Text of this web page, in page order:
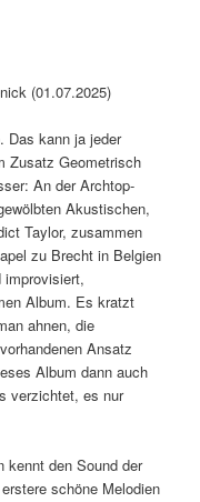
(01.07.2025)
Das kann ja jeder
Zusatz Geometrisch
An der Archtop-
Akustischen,
Taylor, zusammen
zu Brecht in Belgien
improvisiert,
Album. Es kratzt
ahnen, die
Ansatz
Album dann auch
verzichtet, es nur
kennt den Sound der
schöne Melodien